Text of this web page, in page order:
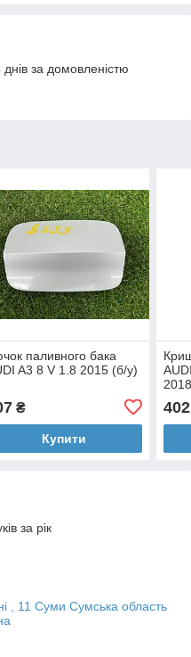
за домовленістю
паливного бака
A3 8 V 1.8 2015 (б/у)
₴
Купити
402
за рік
, 11 Суми Сумська область